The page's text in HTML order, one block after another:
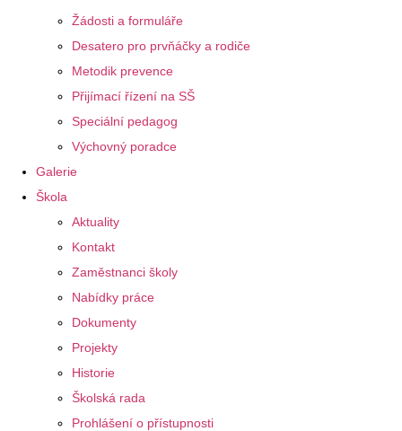
Žádosti a formuláře
Desatero pro prvňáčky a rodiče
Metodik prevence
Přijímací řízení na SŠ
Speciální pedagog
Výchovný poradce
Galerie
Škola
Aktuality
Kontakt
Zaměstnanci školy
Nabídky práce
Dokumenty
Projekty
Historie
Školská rada
Prohlášení o přístupnosti